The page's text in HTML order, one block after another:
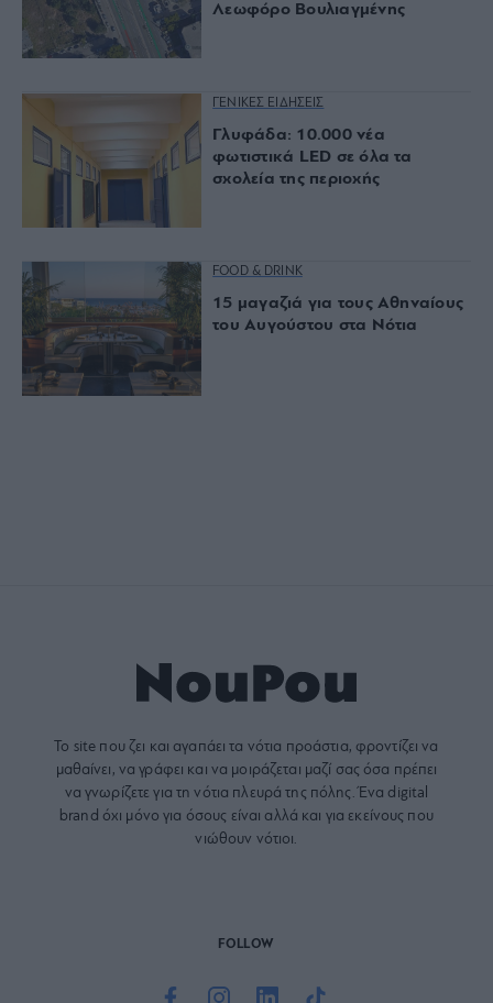
Λεωφόρο Βουλιαγμένης
ΓΕΝΙΚΕΣ ΕΙΔΗΣΕΙΣ
Γλυφάδα: 10.000 νέα
φωτιστικά LED σε όλα τα
σχολεία της περιοχής
FOOD & DRINK
15 μαγαζιά για τους Αθηναίους
του Αυγούστου στα Νότια
Το site που ζει και αγαπάει τα νότια προάστια, φροντίζει να
μαθαίνει, να γράφει και να μοιράζεται μαζί σας όσα πρέπει
να γνωρίζετε για τη νότια πλευρά της πόλης. Ένα digital
brand όχι μόνο για όσους είναι αλλά και για εκείνους που
νιώθουν νότιοι.
FOLLOW